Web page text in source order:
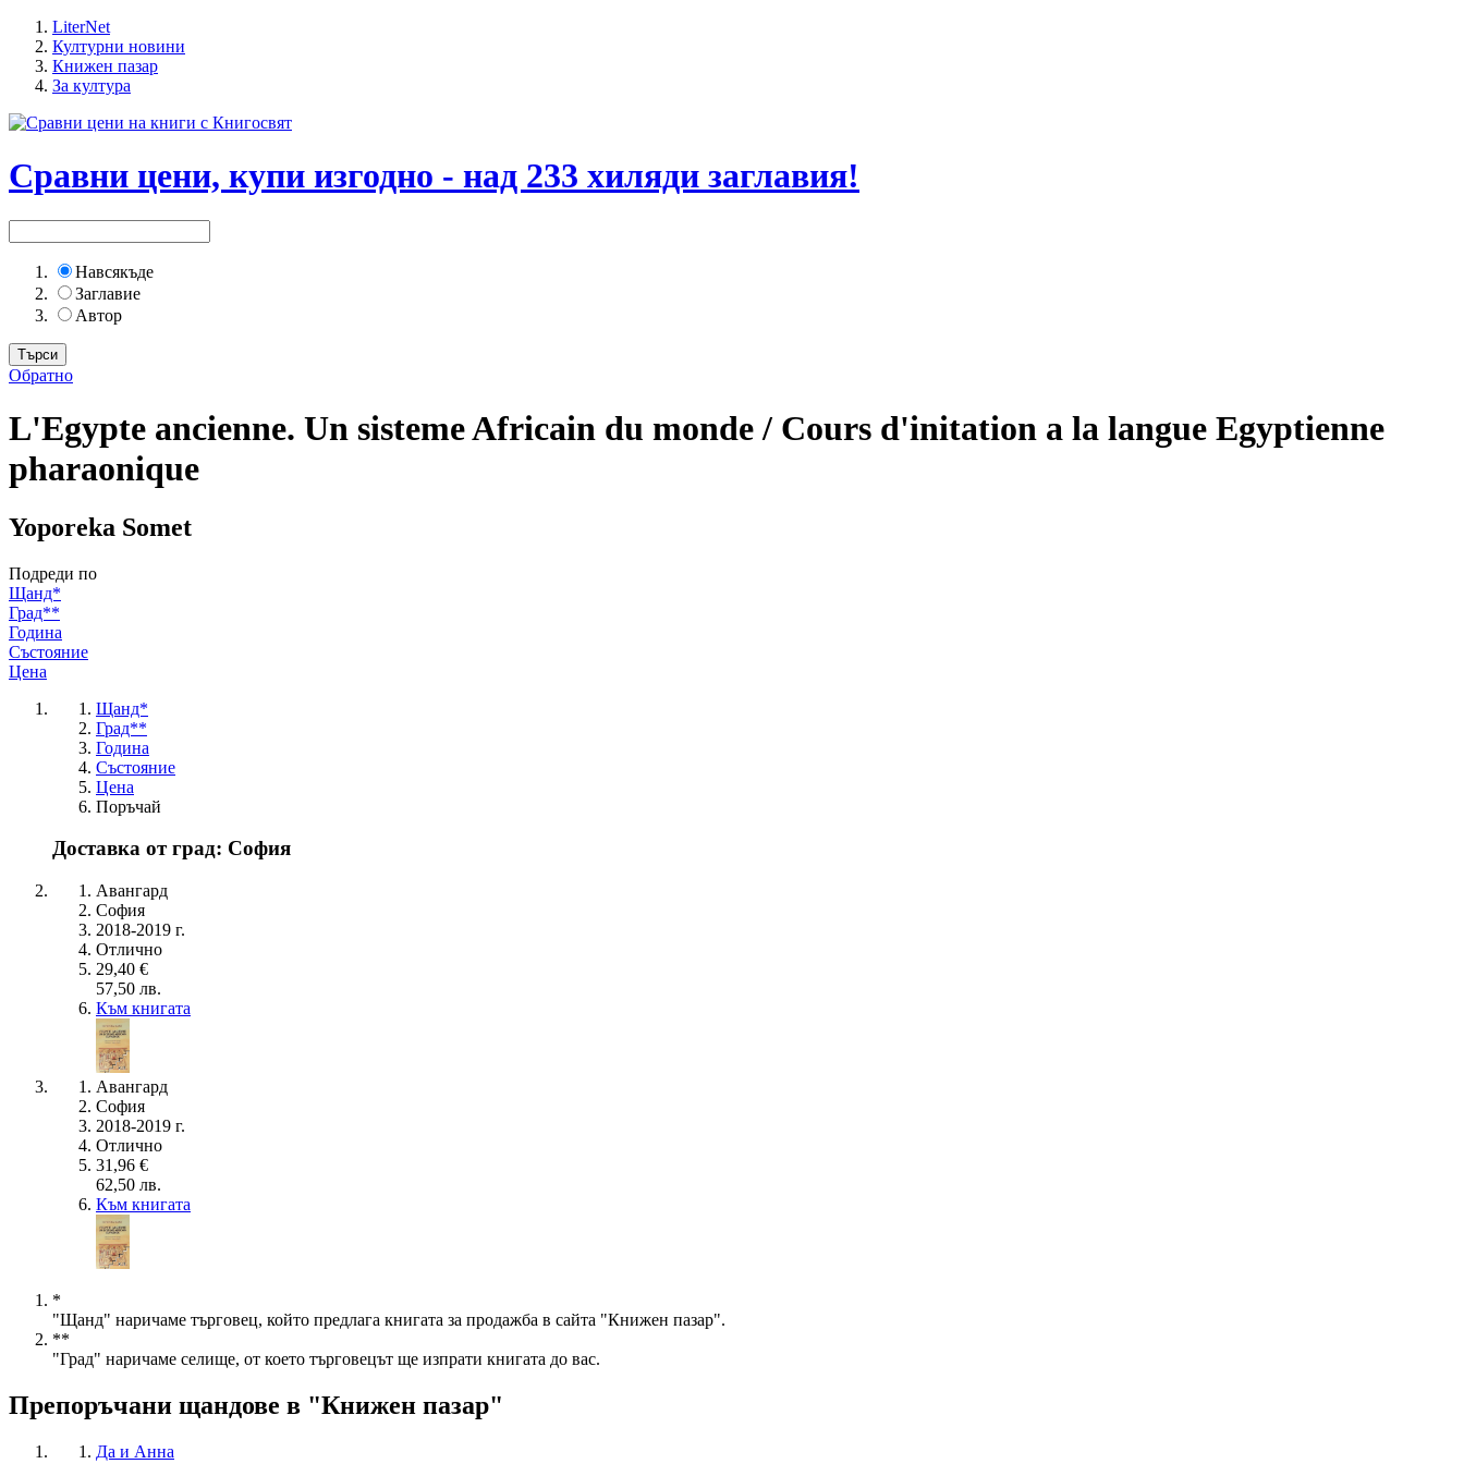
LiterNet
Културни новини
Книжен пазар
За култура
Сравни цени, купи изгодно - над 233 хиляди заглавия!
Навсякъде
Заглавие
Автор
Обратно
L'Egypte ancienne. Un sisteme Africain du monde / Cours d'initation a la langue Egyptienne
pharaonique
Yoporeka Somet
Подреди по
Щанд*
Град**
Година
Състояние
Цена
Щанд*
Град**
Година
Състояние
Цена
Поръчай
Доставка от град: София
Авангард
София
2018-2019 г.
Отлично
29,40 €
57,50 лв.
Към книгата
Авангард
София
2018-2019 г.
Отлично
31,96 €
62,50 лв.
Към книгата
*
"Щанд" наричаме търговец, който предлага книгата за продажба в сайта "Книжен пазар".
**
"Град" наричаме селище, от което търговецът ще изпрати книгата до вас.
Препоръчани щандове в "Книжен пазар"
Да и Анна